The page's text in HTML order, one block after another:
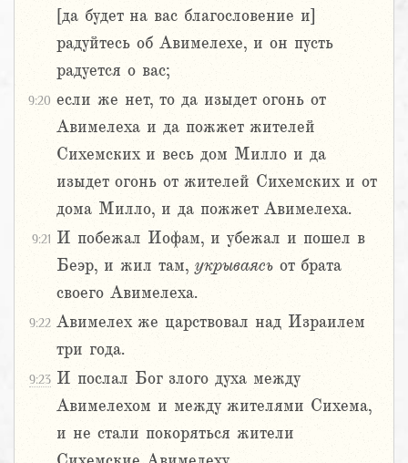
[да будет на вас благословение и]
радуйтесь об Авимелехе, и он пусть
радуется о вас;
9:20 если же нет, то да изыдет огонь от
Авимелеха и да пожжет жителей
Сихемских и весь дом Милло и да
изыдет огонь от жителей Сихемских и от
дома Милло, и да пожжет Авимелеха.
9:21 И побежал Иофам, и убежал и пошел в
Беэр, и жил там, укрываясь от брата
своего Авимелеха.
9:22 Авимелех же царствовал над Израилем
три года.
9:23 И послал Бог злого духа между
Авимелехом и между жителями Сихема,
и не стали покоряться жители